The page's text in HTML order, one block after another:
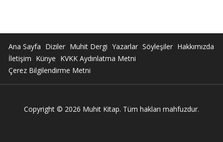
Ana Sayfa Diziler Muhit Dergi Yazarlar Söyleşiler Hakkımızda
İletişim Künye KVKK Aydınlatma Metni
Çerez Bilgilendirme Metni
Copyright © 2026 Muhit Kitap. Tüm hakları mahfuzdur.